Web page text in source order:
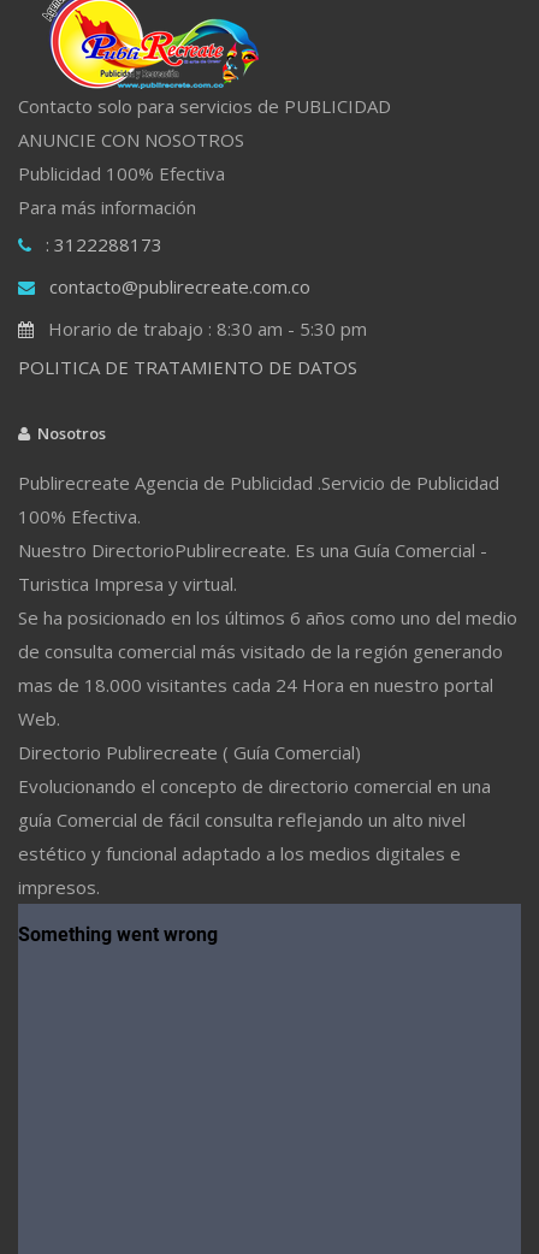
Contacto solo para servicios de PUBLICIDAD
ANUNCIE CON NOSOTROS
Publicidad 100% Efectiva
Para más información
: 3122288173
contacto@publirecreate.com.co
Horario de trabajo : 8:30 am - 5:30 pm
POLITICA DE TRATAMIENTO DE DATOS
Nosotros
Publirecreate Agencia de Publicidad .Servicio de Publicidad
100% Efectiva.
Nuestro DirectorioPublirecreate. Es una Guía Comercial -
Turistica Impresa y virtual.
Se ha posicionado en los últimos 6 años como uno del medio
de consulta comercial más visitado de la región generando
mas de 18.000 visitantes cada 24 Hora en nuestro portal
Web.
Directorio Publirecreate ( Guía Comercial)
Evolucionando el concepto de directorio comercial en una
guía Comercial de fácil consulta reflejando un alto nivel
estético y funcional adaptado a los medios digitales e
impresos.